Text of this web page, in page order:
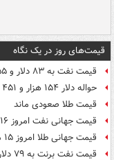
قیمت‌های روز در یک نگاه
قیمت نفت به ۸۳ دلار و ۵۵ سنت در هر بشکه رسید
حواله دلار ۱۵۴ هزار و ۴۵۱ تومان شد
قیمت طلا صعودی ماند
قیمت جهانی نفت امروز ۱۶ مرداد
قیمت جهانی طلا امروز ۱۵ مرداد
قیمت نفت برنت به ۷۹ دلار رسید